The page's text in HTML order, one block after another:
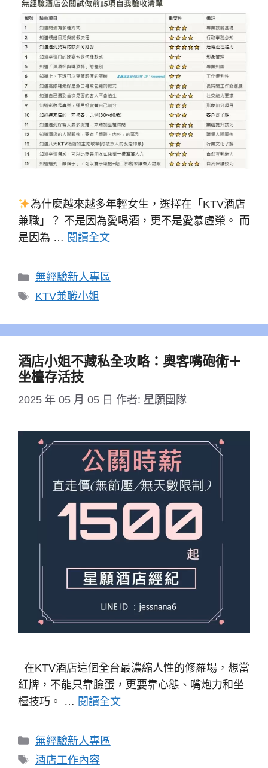
為什麼越來越多年輕女生，選擇在「KTV酒店
兼職」？ 不是因為愛喝酒，更不是愛慕虛榮。 而
是因為 … 閱讀全文
分
類
無經驗新人專區
標
KTV兼職小姐
酒店小姐不藏私全攻略：奧客嘴砲術＋
坐檯存活技
2025 年 05 月 05 日 作者: 星願團隊
在KTV酒店這個全台最濃縮人性的修羅場，想當
紅牌，不能只靠臉蛋，更要靠心態、嘴炮力和坐
檯技巧。 … 閱讀全文
分
類
無經驗新人專區
標
酒店工作內容